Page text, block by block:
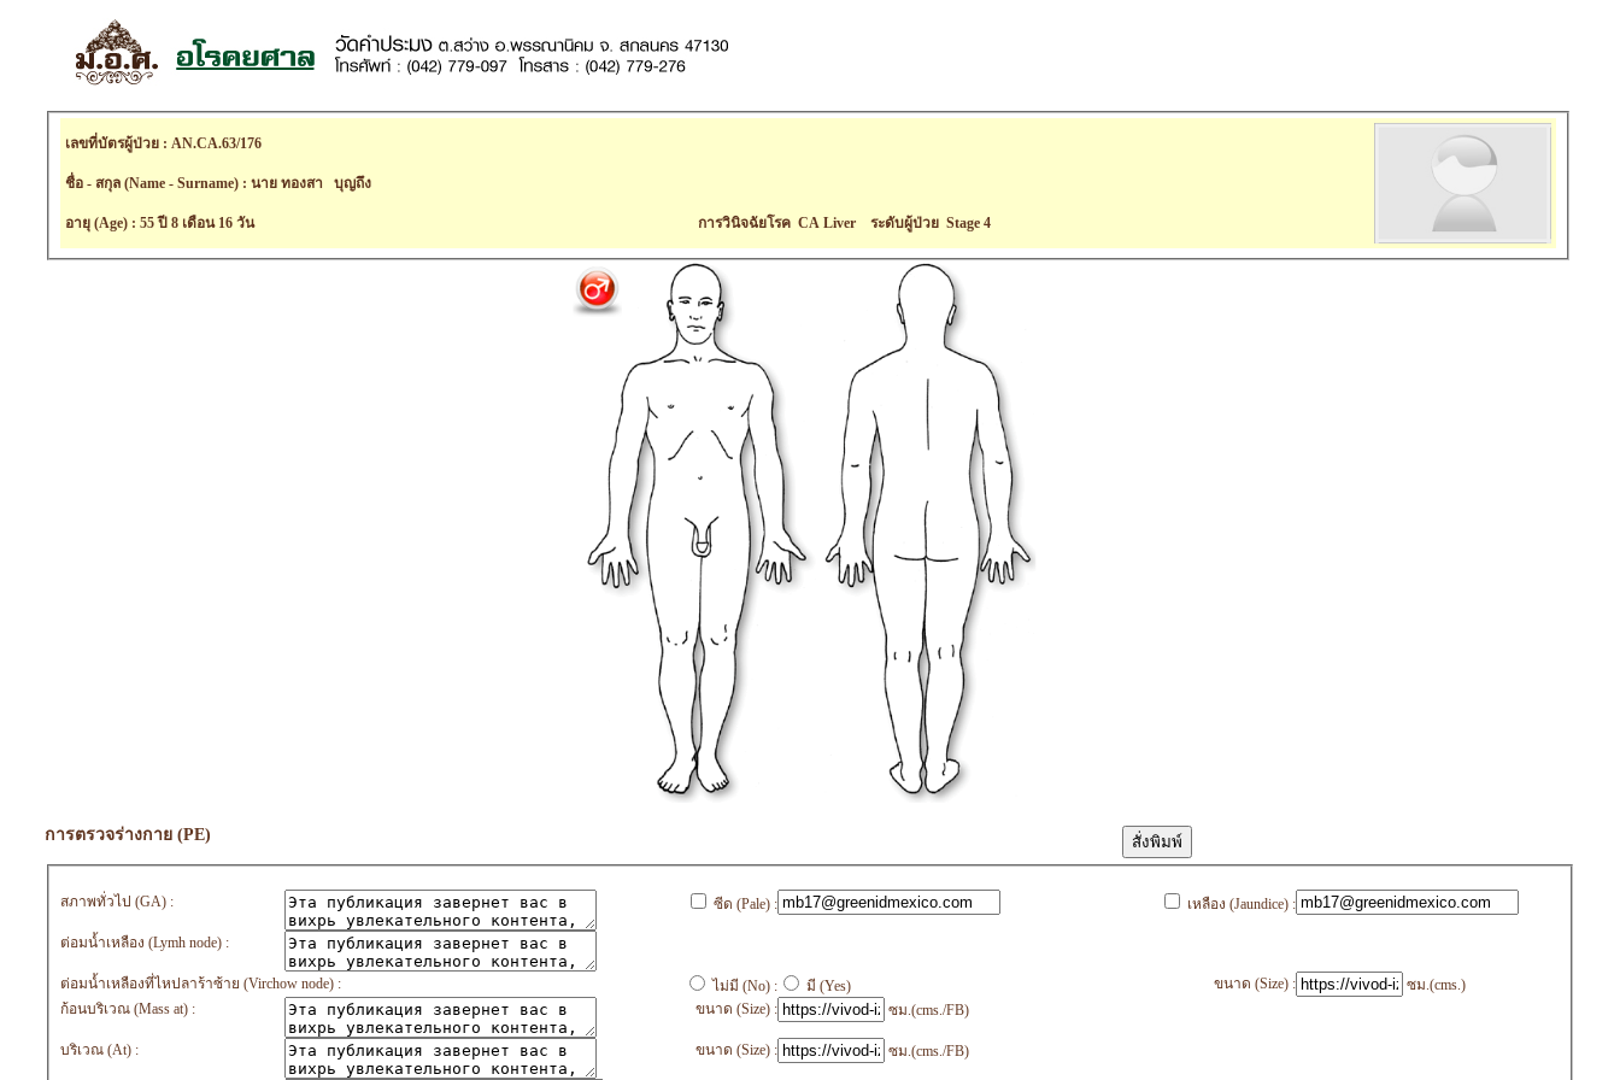
เลขที่บัตรผู้ป่วย : AN.CA.63/176
ชื่อ - สกุล (Name - Surname) : นาย ทองสา บุญถึง
อายุ (Age) : 55 ปี 8 เดือน 16 วัน การวินิจฉัยโรค CA Liver ระดับผู้ป่วย Stage 4
การตรวจร่างกาย (PE)
สภาพทั่วไป (GA) : ซีด (Pale) : เหลือง (Jaundice) :
ต่อมน้ำเหลือง (Lymh node) :
ต่อมน้ำเหลืองที่ไหปลาร้าซ้าย (Virchow node) : ไม่มี (No) : มี (Yes) ขนาด (Size) :
ซม.(cms.)
ก้อนบริเวณ (Mass at) :
ขนาด (Size) : ซม.(cms./FB)
บริเวณ (At) : ขนาด (Size) : ซม.(cms./FB)